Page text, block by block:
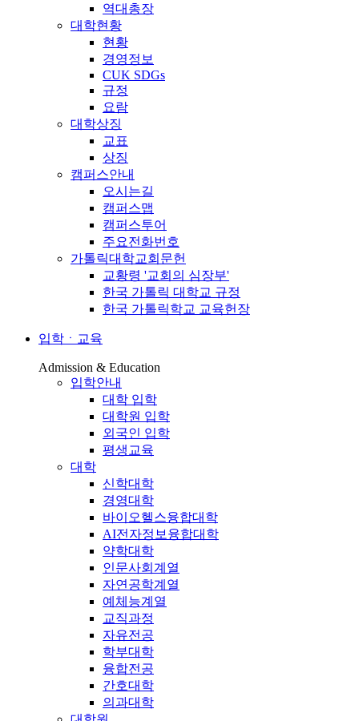
역대총장
대학현황
현황
경영정보
CUK SDGs
규정
요람
대학상징
교표
상징
캠퍼스안내
오시는길
캠퍼스맵
캠퍼스투어
주요전화번호
가톨릭대학교회문헌
교황령 '교회의 심장부'
한국 가톨릭 대학교 규정
한국 가톨릭학교 교육헌장
입학ㆍ교육
Admission & Education
입학안내
대학 입학
대학원 입학
외국인 입학
평생교육
대학
신학대학
경영대학
바이오헬스융합대학
AI전자정보융합대학
약학대학
인문사회계열
자연공학계열
예체능계열
교직과정
자유전공
학부대학
융합전공
간호대학
의과대학